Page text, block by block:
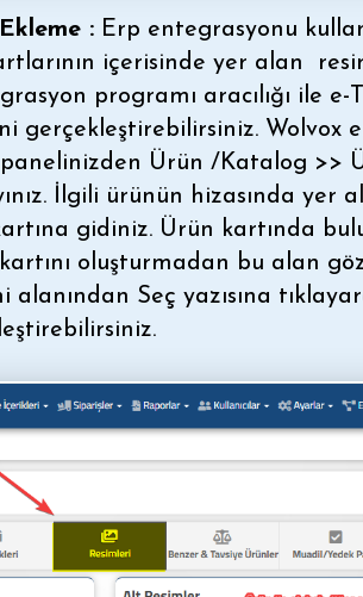
: Erp entegrasyonu
içerisinde yer alan
programı aracılığı ile
gerçekleştirebilirsiniz. Wolvox
Ürün /Katalog >>
İlgili ürünün hizasında yer
gidiniz. Ürün kartında
oluşturmadan bu alan
alanından Seç yazısına